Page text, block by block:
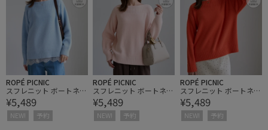
ROPÉ PICNIC
スフレニット ボートネッ
クプルオーバー
¥5,489
NEW! 予約
ROPÉ PICNIC
スフレニット ボートネッ
クプルオーバー
¥5,489
NEW! 予約
ROPÉ PICNIC
スフレニット ボートネッ
クプルオーバー
¥5,489
NEW! 予約